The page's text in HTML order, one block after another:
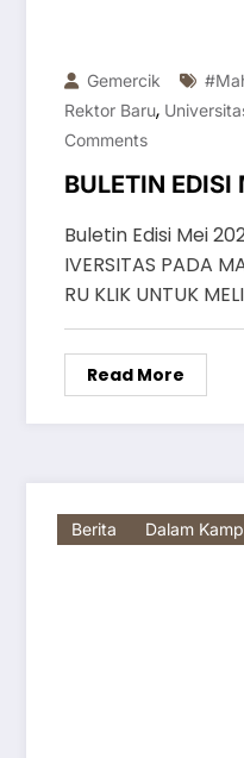
Gemercik
Rektor Baru,
Comments
BULETIN
Buletin Edisi Mei
IVERSITAS PADA
RU KLIK UNTUK
Read More
Berita Dalam